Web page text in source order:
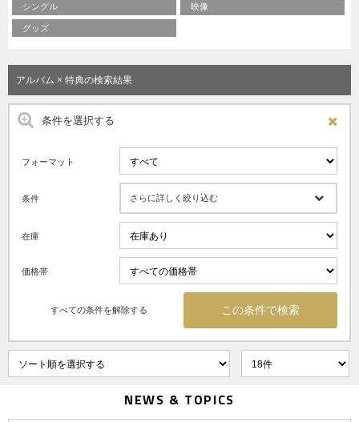
シングル 映像
グッズ
アルバム × 特典の検索結果
条件を選択する
フォーマット
条件 さらに詳しく絞り込む
在庫
価格帯
すべての条件を解除する
NEWS & TOPICS